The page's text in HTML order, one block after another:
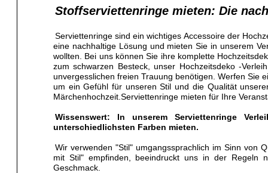
Stoffserviettenringe mieten: Die
Serviettenringe sind ein wichtiges Accessoire der
eine nachhaltige Lösung und mieten Sie in unserem
wollten. Bei uns können Sie ihre komplette
zum schwarzen Besteck, unser Hochzeitsdeko -
unvergesslichen freien Trauung benötigen. Werfen Sie
um ein Gefühl für unseren Stil und die Qualität
Märchenhochzeit.Serviettenringe mieten für Ihre
Wissenswert: In unserem Serviettenringe
unterschiedlichsten Farben mieten.
Wir verwenden "Stil" umgangssprachlich im Sinn von
mit Stil" empfinden, beeindruckt uns in der Regeln
Geschmack.